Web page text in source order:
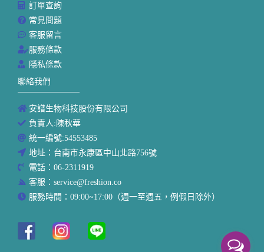
訂單查詢
常見問題
客服留言
服務條款
隱私條款
聯絡我們
安譜生物科技股份有限公司
負責人:陳秋華
統一編號:54553485
地址：台南市永康區中山北路756號
電話：06-2311919
客服：service@freshion.co
服務時間：09:00~17:00（週一至週五，例假日除外）